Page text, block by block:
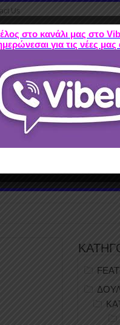
Us
στο κανάλι μας στο
για τις νέες μας